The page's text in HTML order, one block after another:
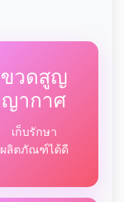
ขวดสูญ
ญากาศ
เก็บรักษา
ผลิตภัณฑ์ได้ดี